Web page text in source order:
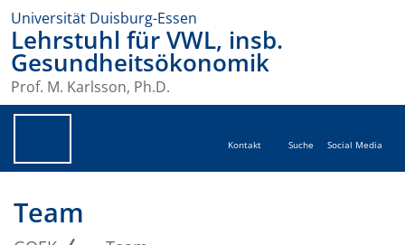
Universität Duisburg-Essen
Lehrstuhl für VWL, insb.
Gesundheitsökonomik
Prof. M. Karlsson, Ph.D.
Kontakt Suche Social Media
Team